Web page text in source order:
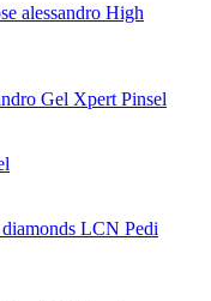
alessandro High
Gel Xpert Pinsel
LCN Pedi